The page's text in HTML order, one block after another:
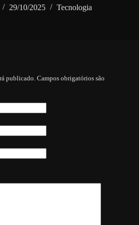
29/10/2025 Tecnologia
publicado. Campos obrigatórios são